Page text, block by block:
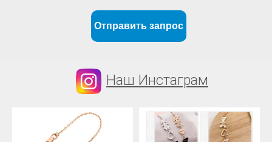
Отправить запрос
Наш Инстаграм